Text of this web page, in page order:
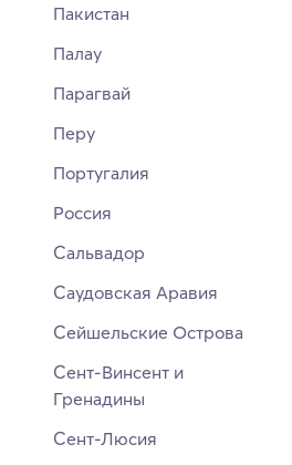
Пакистан
Палау
Парагвай
Перу
Португалия
Россия
Сальвадор
Саудовская Аравия
Сейшельские Острова
Сент-Винсент и
Гренадины
Сент-Люсия